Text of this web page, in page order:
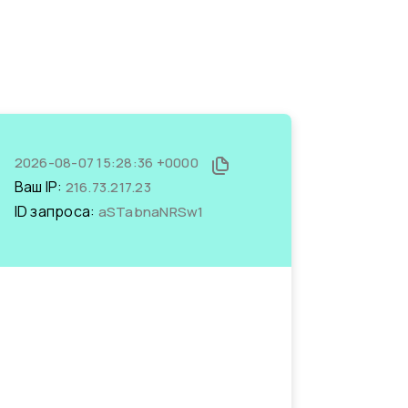
2026-08-07 15:28:36 +0000
Ваш IP: 216.73.217.23
ID запроса: aSTabnaNRSw1